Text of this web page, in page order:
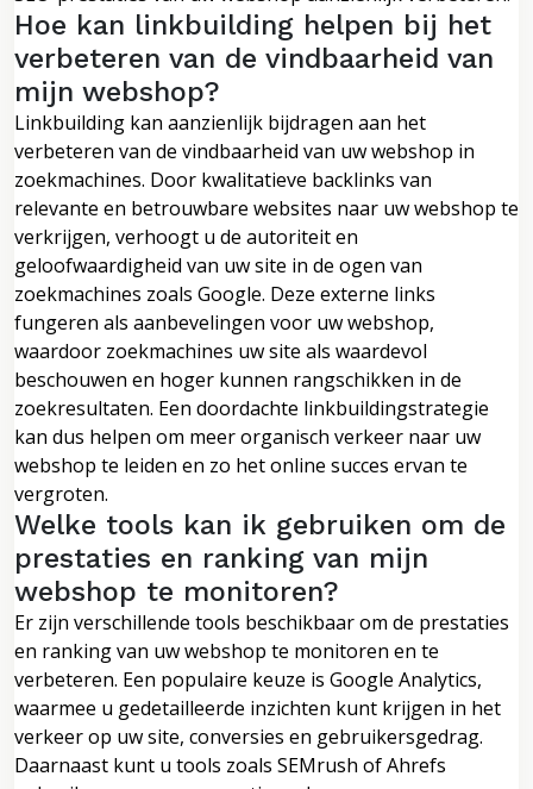
Hoe kan linkbuilding helpen bij het
verbeteren van de vindbaarheid van
mijn webshop?
Linkbuilding kan aanzienlijk bijdragen aan het
verbeteren van de vindbaarheid van uw webshop in
zoekmachines. Door kwalitatieve backlinks van
relevante en betrouwbare websites naar uw webshop te
verkrijgen, verhoogt u de autoriteit en
geloofwaardigheid van uw site in de ogen van
zoekmachines zoals Google. Deze externe links
fungeren als aanbevelingen voor uw webshop,
waardoor zoekmachines uw site als waardevol
beschouwen en hoger kunnen rangschikken in de
zoekresultaten. Een doordachte linkbuildingstrategie
kan dus helpen om meer organisch verkeer naar uw
webshop te leiden en zo het online succes ervan te
vergroten.
Welke tools kan ik gebruiken om de
prestaties en ranking van mijn
webshop te monitoren?
Er zijn verschillende tools beschikbaar om de prestaties
en ranking van uw webshop te monitoren en te
verbeteren. Een populaire keuze is Google Analytics,
waarmee u gedetailleerde inzichten kunt krijgen in het
verkeer op uw site, conversies en gebruikersgedrag.
Daarnaast kunt u tools zoals SEMrush of Ahrefs